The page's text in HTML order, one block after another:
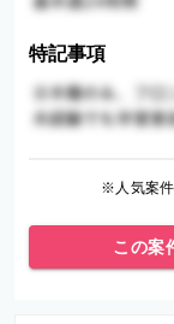
特記事項
※人気案件
この案